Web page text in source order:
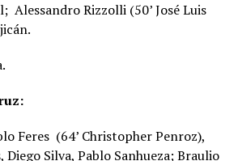
Alessandro Rizzolli (50’ José Luis
Feres (64’ Christopher Penroz),
Diego Silva, Pablo Sanhueza; Braulio